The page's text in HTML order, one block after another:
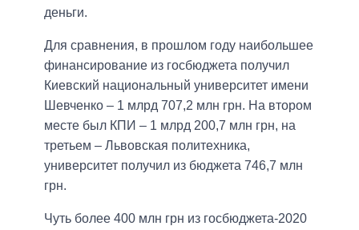
деньги.
Для сравнения, в прошлом году наибольшее
финансирование из госбюджета получил
Киевский национальный университет имени
Шевченко – 1 млрд 707,2 млн грн. На втором
месте был КПИ – 1 млрд 200,7 млн грн, на
третьем – Львовская политехника,
университет получил из бюджета 746,7 млн
грн.
Чуть более 400 млн грн из госбюджета-2020